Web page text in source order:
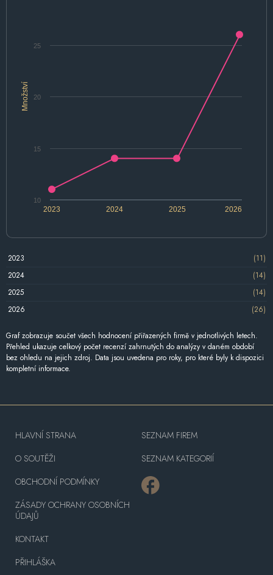
Množství
2024 2026
2023 2025
10
15
20
25
2023
(11)
2024
(14)
2025
(14)
2026
(26)
Graf zobrazuje součet všech hodnocení přiřazených firmě v jednotlivých letech.
Přehled ukazuje celkový počet recenzí zahrnutých do analýzy v daném období
bez ohledu na jejich zdroj. Data jsou uvedena pro roky, pro které byly k dispozici
kompletní informace.
HLAVNÍ STRANA
O SOUTĚŽI
OBCHODNÍ PODMÍNKY
ZÁSADY OCHRANY OSOBNÍCH
ÚDAJŮ
KONTAKT
PŘIHLÁŠKA
SEZNAM FIREM
SEZNAM KATEGORIÍ